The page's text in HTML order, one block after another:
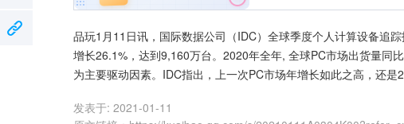
品玩1月11日讯，国际数据公司（IDC）全球季度个人计算设备追
增长26.1%，达到9,160万台。2020年全年, 全球PC市场出货量同
为主要驱动因素。IDC指出，上一次PC市场年增长如此之高，还是
发表于: 2021-01-11